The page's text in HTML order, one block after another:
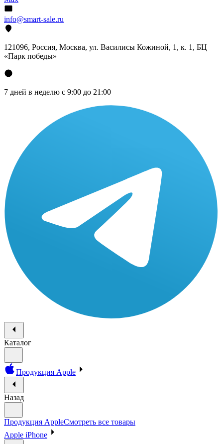
info@smart-sale.ru
121096, Россия, Москва, ул. Василисы Кожиной, 1, к. 1, БЦ
«Парк победы»
7 дней в неделю с 9:00 до 21:00
Каталог
Продукция Apple
Назад
Продукция AppleСмотреть все товары
Apple iPhone